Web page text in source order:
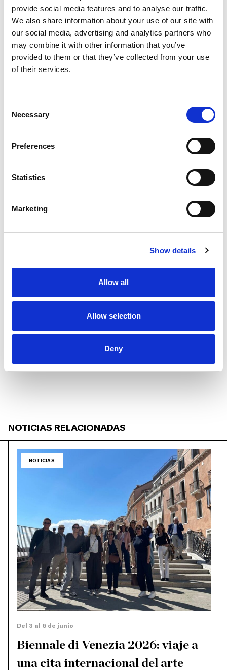
provide social media features and to analyse our traffic.
We also share information about your use of our site with
our social media, advertising and analytics partners who
may combine it with other information that you’ve
provided to them or that they’ve collected from your use
of their services.
Selection
Necessary
Preferences
Statistics
Marketing
Show details
Allow all
Allow selection
Deny
NOTICIAS RELACIONADAS
NOTICIAS
Del 3 al 6 de junio
Biennale di Venezia 2026: viaje a
una cita internacional del arte